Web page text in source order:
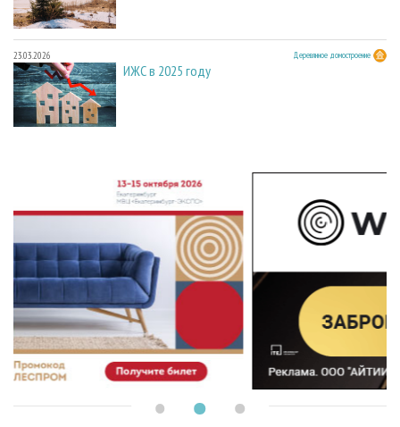
23.03.2026 Деревянное домостроение
ИЖС в 2025 году